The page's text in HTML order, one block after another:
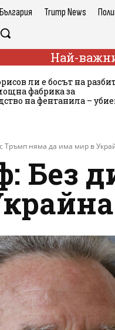
България Trump News
Най-
ли е босът на
фабрика за
на фентанила –
Тръмп няма да има мир в
Без